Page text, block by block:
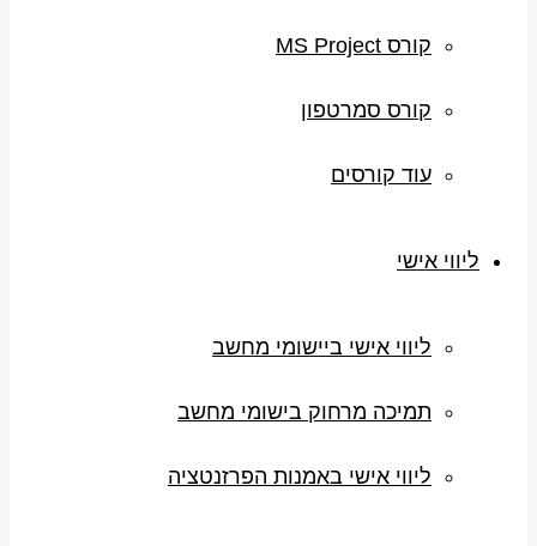
קורס MS Project
קורס סמרטפון
עוד קורסים
ליווי אישי
ליווי אישי ביישומי מחשב
תמיכה מרחוק בישומי מחשב
ליווי אישי באמנות הפרזנטציה